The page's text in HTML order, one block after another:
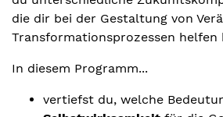
die dir bei der Gestaltung von
Transformationsprozessen helfen
In diesem Programm...
vertiefst du, welche